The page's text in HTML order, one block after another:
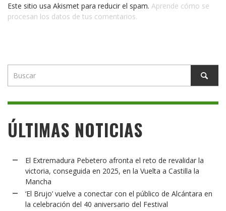
Este sitio usa Akismet para reducir el spam. Aprende cómo se
procesan los datos de tus comentarios.
ÚLTIMAS NOTICIAS
El Extremadura Pebetero afronta el reto de revalidar la
victoria, conseguida en 2025, en la Vuelta a Castilla la
Mancha
‘El Brujo’ vuelve a conectar con el público de Alcántara en
la celebración del 40 aniversario del Festival